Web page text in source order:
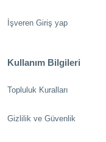
İşveren Giriş yap
Kullanım Bilgileri
Topluluk Kuralları
Gizlilik ve Güvenlik